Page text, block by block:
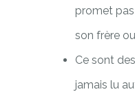
promet pas
son frère
Ce sont
jamais lu